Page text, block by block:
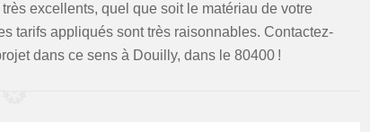
excellents, quel que soit le matériau de votre
tarifs appliqués sont très raisonnables. Contactez-
dans ce sens à Douilly, dans le 80400 !